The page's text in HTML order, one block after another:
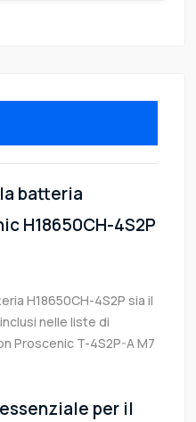
batteria
H18650CH-4S2P
H18650CH-4S2P sia il
nelle liste di
Proscenic T-4S2P-A M7
per il